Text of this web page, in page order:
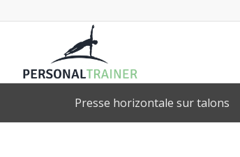
Presse horizontale sur talons